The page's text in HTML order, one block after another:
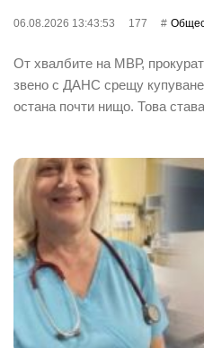
06.08.2026 13:43:53 177
От хвалбите на МВР,
звено с ДАНС срещу
остана почти нищо. Това